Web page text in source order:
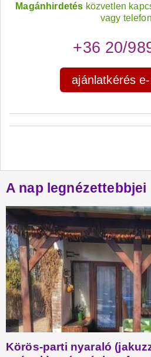
Magánhirdetés közvetlen
vagy
+36 20/
ajánlatkérés
A nap legnézettebbjei